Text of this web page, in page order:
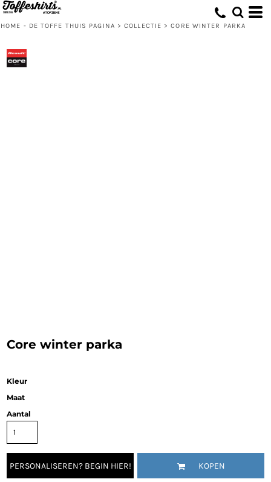
HOME - DE TOFFE THUIS PAGINA > COLLECTIE > CORE WINTER PARKA
Core winter parka
Kleur
Maat
Aantal
PERSONALISEREN? BEGIN HIER! KOPEN